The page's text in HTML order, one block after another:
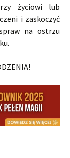
życiowi lub
i zaskoczyć
na ostrzu